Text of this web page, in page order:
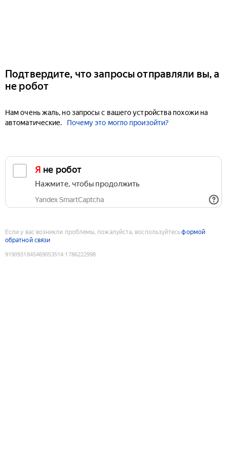
Подтвердите, что запросы отправляли вы, а
не робот
Нам очень жаль, но запросы с вашего устройства похожи на
автоматические.
Почему это могло произойти?
Я не робот
Нажмите, чтобы продолжить
Yandex SmartCaptcha
Если у вас возникли проблемы, пожалуйста, воспользуйтесьформой
обратной связи
9190931845469053514:1786222998